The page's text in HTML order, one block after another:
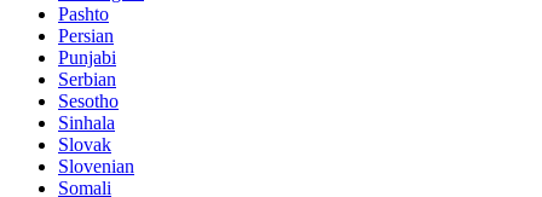
Pashto
Persian
Punjabi
Serbian
Sesotho
Sinhala
Slovak
Slovenian
Somali